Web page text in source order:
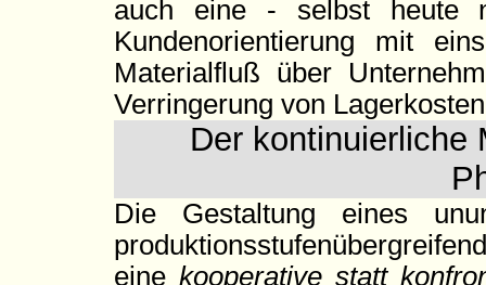
auch eine - selbst heute
Kundenorientierung mit
Materialfluß über
Verringerung von
Der kontinuierliche
Die Gestaltung eines
eine kooperative statt